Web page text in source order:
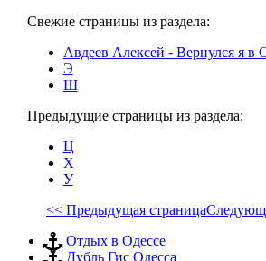
Свежие страницы из раздела:
Авдеев Алексей - Вернулся я в
Э
Ш
Предыдущие страницы из раздела:
Ц
Х
У
<< Предыдущая страница
Отдых в Одессе
Дубль Гис Одесса